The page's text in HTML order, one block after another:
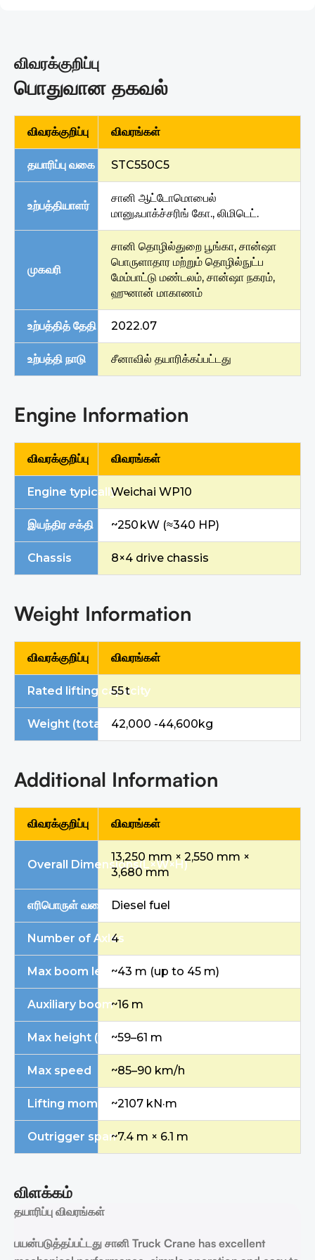
விவரக்குறிப்பு
பொதுவான தகவல்
விவரக்குறிப்பு விவரங்கள்
தயாரிப்பு வகை STC550C5
உற்பத்தியாளர்
சானி ஆட்டோமொபைல்
மானுஃபாக்ச்சரிங் கோ., லிமிடெட்.
முகவரி
சானி தொழில்துறை பூங்கா, சான்ஷா
பொருளாதார மற்றும் தொழில்நுட்ப
மேம்பாட்டு மண்டலம், சான்ஷா நகரம்,
ஹுனான் மாகாணம்
உற்பத்தித் தேதி 2022.07
உற்பத்தி நாடு சீனாவில் தயாரிக்கப்பட்டது
Engine Information
விவரக்குறிப்பு விவரங்கள்
Engine typicallyWeichai WP10
இயந்திர சக்தி ~250 kW (≈340 HP)
Chassis 8×4 drive chassis
Weight Information
விவரக்குறிப்பு விவரங்கள்
Rated lifting capacity
55 t
Weight (total machine)42,000 -44,600kg
Additional Information
விவரக்குறிப்பு விவரங்கள்
Overall Dimensions(L×W×H)
13,250 mm × 2,550 mm ×
3,680 mm
எரிபொருள் வகை Diesel fuel
Number of Axles
4
Max boom length~43 m (up to 45 m)
Auxiliary boom~16 m
Max height (with auxiliary boom)
~59–61 m
Max speed ~85–90 km/h
Lifting moment~2107 kN·m
Outrigger span~7.4 m × 6.1 m
விளக்கம்
தயாரிப்பு விவரங்கள்
பயன்படுத்தப்பட்டது சானி Truck Crane has excellent